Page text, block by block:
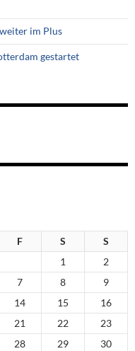
im Plus
gestartet
F S
S
1
2
7 8
9
14 15
16
21 22
23
28 29
30